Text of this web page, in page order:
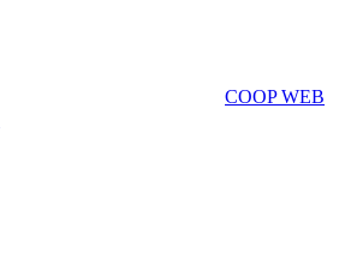
COOP WEB